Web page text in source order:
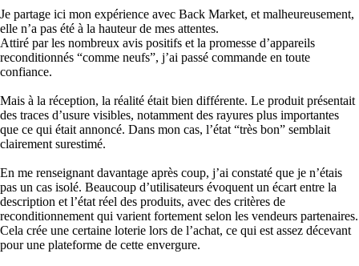
Je partage ici mon expérience avec Back Market, et malheureusement,
elle n’a pas été à la hauteur de mes attentes.
Attiré par les nombreux avis positifs et la promesse d’appareils
reconditionnés “comme neufs”, j’ai passé commande en toute
confiance.
Mais à la réception, la réalité était bien différente. Le produit présentait
des traces d’usure visibles, notamment des rayures plus importantes
que ce qui était annoncé. Dans mon cas, l’état “très bon” semblait
clairement surestimé.
En me renseignant davantage après coup, j’ai constaté que je n’étais
pas un cas isolé. Beaucoup d’utilisateurs évoquent un écart entre la
description et l’état réel des produits, avec des critères de
reconditionnement qui varient fortement selon les vendeurs partenaires.
Cela crée une certaine loterie lors de l’achat, ce qui est assez décevant
pour une plateforme de cette envergure.